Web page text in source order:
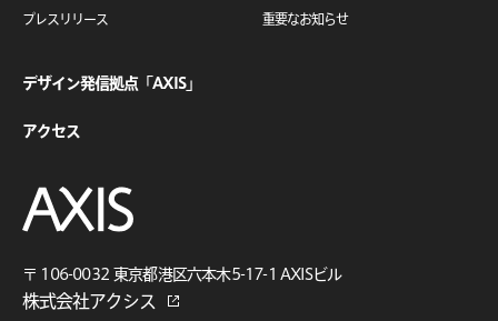
プレスリリース 重要なお知らせ
デザイン発信拠点「AXIS」
アクセス
〒 106-0032 東京都港区六本木5-17-1 AXISビル
株式会社アクシス